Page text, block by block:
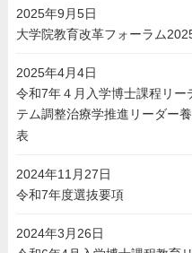
2025年9月5日
大学院教育改革フォーラム
2025年4月4日
令和7年４月入学博士課程リ
テム調整治療学推進リーダー
表
2024年11月27日
令和7年度選抜要項
2024年3月26日